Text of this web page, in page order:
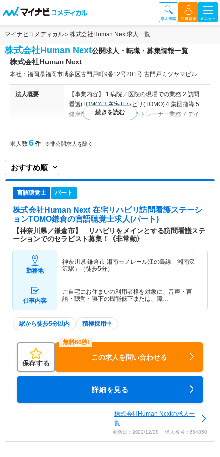
マイナビコメディカル 株式会社Human Next求人一覧
株式会社Human Next公開求人・転職・募集情報一覧
株式会社Human Next
本社：福岡県福岡市博多区古門戸町9番12号201号 古門戸ミツヤマビル
法人概要
【事業内容】 1.病院／医院の現場での業務 2.訪問
看護(TOMO) 3.在宅リハビリ(TOMO) 4.集団指導 5.
健康増進 6.スポーツ選手のトレーナー業務 7.デイ
大事にし、フィジカルアセスメント、身体機能・A
なリハビリテーションを心がけています。 ＜働き
やすい環境＞ 在宅看護ですがオンコールがなく、
休日も暦通りしっかり休むことができます。 ＜ス
タッフの雰囲気がよい＞ 新入社員歓迎会やバーベ
キュ－、誕生日会などスタッフ同士でコミュニケー
ションをとる機会も多く、仲がよくアットホームな
雰囲気のステーションです。
求人数 6件 ※非公開求人を除く
言語聴覚士 パート
株式会社Human Next 在宅リハビリ訪問看護ステーシ
ョンTOMO鎌倉の言語聴覚士求人(パート)
【神奈川県／鎌倉市】 リハビリをメインとする訪問看護ステ
ーションでのセラピスト募集！《非常勤》
勤務地
神奈川県 鎌倉市 湘南モノレール江の島線「湘南深
沢駅」（徒歩5分）
仕事内容
ご自宅にお住まいの利用者様を対象に、音声・言
語・聴覚・嚥下の機能低下または、障…
駅から徒歩5分以内 積極採用中
保存する
この求人を問い合わせる
詳細を見る
株式会社Human Nextの求人一
覧
更新日：2022/12/28 求人番号：664850